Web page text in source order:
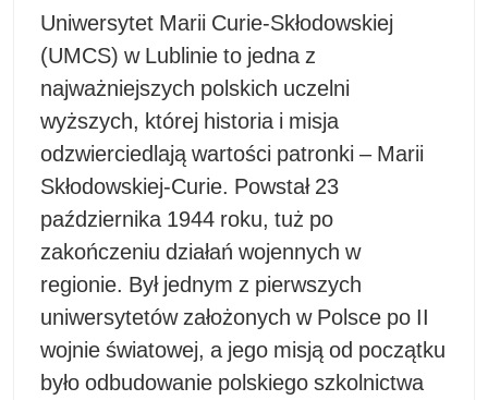
Uniwersytet Marii Curie-Skłodowskiej
(UMCS) w Lublinie to jedna z
najważniejszych polskich uczelni
wyższych, której historia i misja
odzwierciedlają wartości patronki – Marii
Skłodowskiej-Curie. Powstał 23
października 1944 roku, tuż po
zakończeniu działań wojennych w
regionie. Był jednym z pierwszych
uniwersytetów założonych w Polsce po II
wojnie światowej, a jego misją od początku
było odbudowanie polskiego szkolnictwa